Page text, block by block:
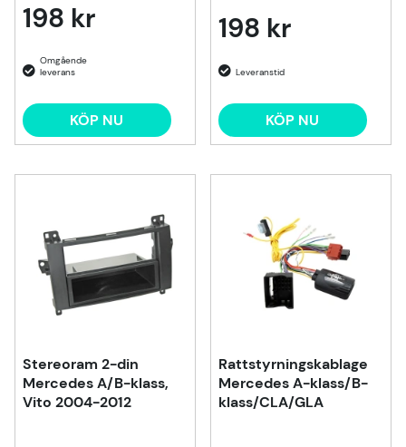
198 kr
KÖP NU
198 kr
KÖP NU
Stereoram 2-din
Mercedes A/B-klass,
Vito 2004-2012
Rattstyrningskablage
Mercedes A-klass/B-
klass/CLA/GLA